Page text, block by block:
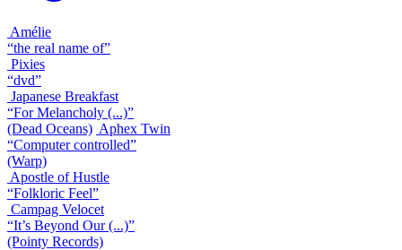
Amélie
“the real name of”
Pixies
“dvd”
Japanese Breakfast
“For Melancholy (...)”
(Dead Oceans) Aphex Twin
“Computer controlled”
(Warp)
Apostle of Hustle
“Folkloric Feel”
Campag Velocet
“It’s Beyond Our (...)”
(Pointy Records)